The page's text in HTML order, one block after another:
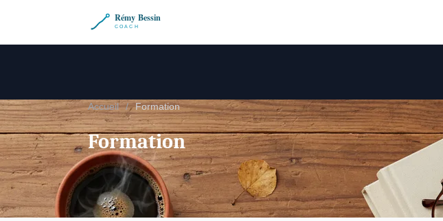
Accueil / Formation
Formation